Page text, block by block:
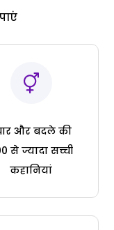
और बदले की
से ज्यादा सच्ची
कहानियां